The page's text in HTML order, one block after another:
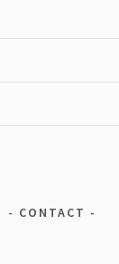
CONTACT